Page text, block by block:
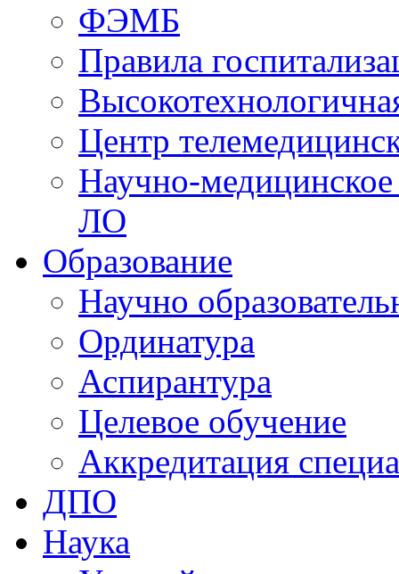
ФЭМБ
Правила
Центр
Научно-
ЛО
Образование
Научно
Ординатура
Аспирантура
Целевое обучение
Аккредитация
ДПО
Наука